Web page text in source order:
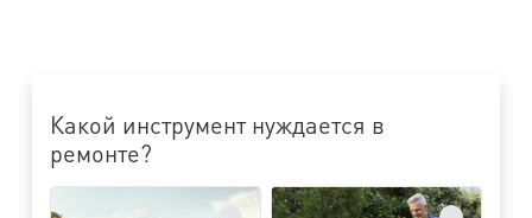
Какой инструмент нуждается в
ремонте?